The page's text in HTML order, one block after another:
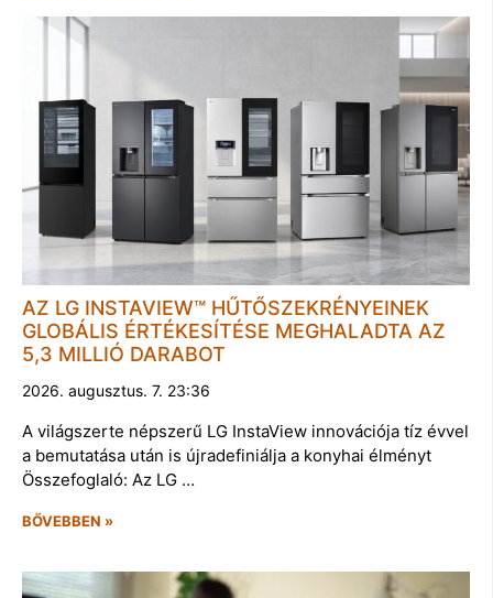
AZ LG INSTAVIEW™ HŰTŐSZEKRÉNYEINEK
GLOBÁLIS ÉRTÉKESÍTÉSE MEGHALADTA AZ
5,3 MILLIÓ DARABOT
2026. augusztus. 7. 23:36
A világszerte népszerű LG InstaView innovációja tíz évvel
a bemutatása után is újradefiniálja a konyhai élményt
Összefoglaló: Az LG …
BŐVEBBEN »